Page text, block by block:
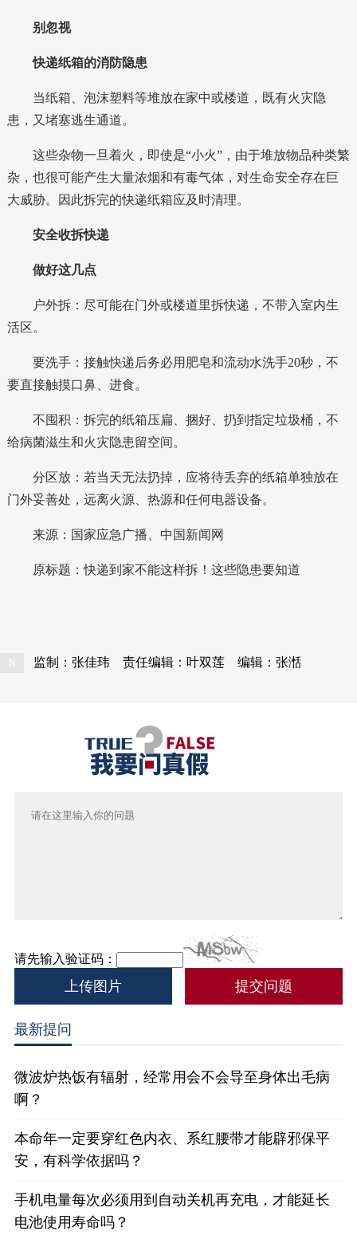
别忽视
快递纸箱的消防隐患
当纸箱、泡沫塑料等堆放在家中或楼道，既有火灾隐
患，又堵塞逃生通道。
这些杂物一旦着火，即使是“小火”，由于堆放物品种类繁
杂，也很可能产生大量浓烟和有毒气体，对生命安全存在巨
大威胁。因此拆完的快递纸箱应及时清理。
安全收拆快递
做好这几点
户外拆： 尽可能在门外或楼道里拆快递，不带入室内生
活区。
要洗手： 接触快递后务必用肥皂和流动水洗手20秒，不
要直接触摸口鼻、进食。
不囤积： 拆完的纸箱压扁、捆好、扔到指定垃圾桶，不
给病菌滋生和火灾隐患留空间。
分区放： 若当天无法扔掉，应将待丢弃的纸箱单独放在
门外妥善处，远离火源、热源和任何电器设备。
来源： 国家应急广播、中国新闻网
原标题：快递到家不能这样拆！这些隐患要知道
N 监制：张佳玮 责任编辑：叶双莲 编辑：张湉
请先输入验证码：
上传图片
最新提问
微波炉热饭有辐射，经常用会不会导至身体出毛病
啊？
本命年一定要穿红色内衣、系红腰带才能辟邪保平
安，有科学依据吗？
手机电量每次必须用到自动关机再充电，才能延长
电池使用寿命吗？